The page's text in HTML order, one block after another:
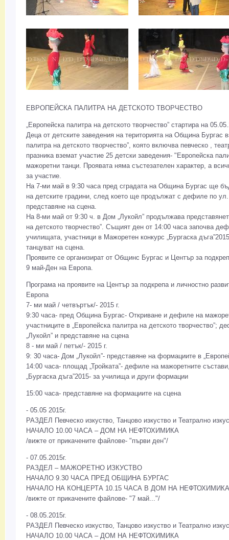
ЕВРОПЕЙСКА ПАЛИТРА НА ДЕТСКОТО ТВОРЧЕСТВО
„Европейска палитра на детското творчество” стартира на
Деца от детските заведения на територията на Община Бургас
палитра на детското творчество”, която включва певческо ,
празника вземат участие 25 детски заведения- "Европейска
мажоретни танци. Проявата няма състезателен характер, а
за участие.
На 7-ми май в 9:30 часа пред сградата на Община Бургас ще
на детските градини, след което ще продължат с дефиле по
представяне на сцена.
На 8-ми май от 9:30 ч. в Дом „Лукойл” продължава
на детското творчество”. Същият ден от 14:00 часа започва
училищата, участници в Мажоретен конкурс „Бургаска
танцуват на сцена.
Проявите се организират от Общинс Бургас и Център за
9 май-Ден на Европа.
Програма на проявите на Център за подкрепа и личностно
Европа
7- ми май / четвъртък/- 2015 г.
9:30 часа- пред Община Бургас- Откриване и дефиле на
участниците в „Европейска палитра на детското творчество”;
„Лукойл” и представяне на сцена
8 - ми май / петък/- 2015 г.
9: 30 часа- Дом „Лукойл”- представяне на формациите в
14:00 часа- площад „Тройката”- дефиле на мажоретните
„Бургаска дъга”2015- за училища и други формации
15:00 часа- представяне на формациите на сцена
- 05.05 2015г.
РАЗДЕЛ Певческо изкуство, Танцово изкуство и Театрално
НАЧАЛО 10.00 ЧАСА – ДОМ НА НЕФТОХИМИКА
/вижте от прикачените файлове- "първи ден"/
- 07.05.2015г.
РАЗДЕЛ – МАЖОРЕТНО ИЗКУСТВО
НАЧАЛО 9.30 ЧАСА ПРЕД ОБЩИНА БУРГАС
НАЧАЛО НА КОНЦЕРТА 10.15 ЧАСА В ДОМ НА НЕФТОХИМИКА
/вижте от прикачените файлове- "7 май..."/
- 08.05.2015г.
РАЗДЕЛ Певческо изкуство, Танцово изкуство и Театрално
НАЧАЛО 10.00 ЧАСА – ДОМ НА НЕФТОХИМИКА